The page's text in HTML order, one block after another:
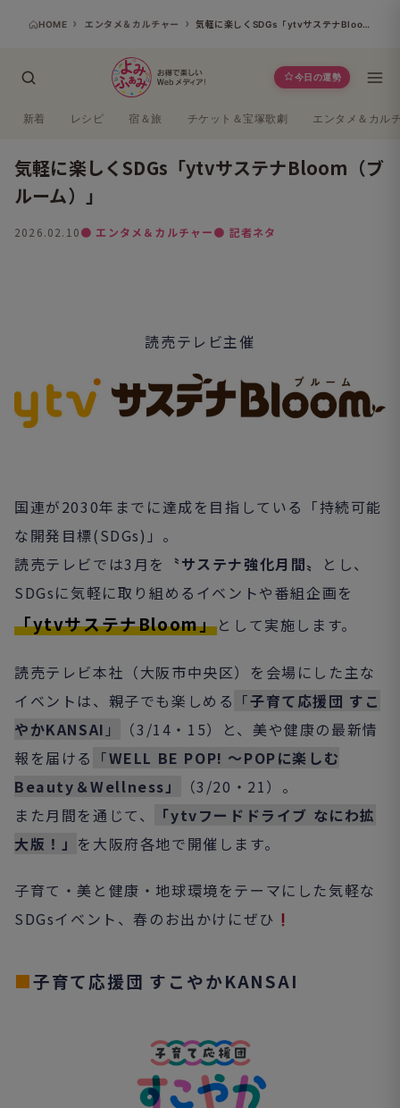
HOME エンタメ＆カルチャー 気軽に楽しくSDGs「ytvサステナBloom（ブルーム）」
今日の運勢
新着 レシピ 宿＆旅 チケット＆宝塚歌劇 エンタメ＆カル
気軽に楽しくSDGs「ytvサステナBloom（ブ
ルーム）」
2026.02.10● エンタメ＆カルチャー● 記者ネタ
読売テレビ主催
国連が2030年までに達成を目指している「持続可能
な開発目標(SDGs)」。
読売テレビでは3月を
〝サステナ強化月間〟
とし、
SDGsに気軽に取り組めるイベントや番組企画を
「ytvサステナBloom」として実施します。
読売テレビ本社（大阪市中央区）を会場にした主な
イベントは、親子でも楽しめる 「子育て応援団 すこ
やかKANSAI 」
（3/14・15）と、美や健康の最新情
報を届ける 「WELL BE POP! ～POPに楽しむ
Beauty＆Wellness」
（3/20・21）。
また月間を通じて、
「ytvフードドライブ なにわ拡
大版！」 を大阪府各地で開催します。
子育て・美と健康・地球環境をテーマにした気軽な
SDGsイベント、春のお出かけにぜひ
■子育て応援団 すこやかKANSAI